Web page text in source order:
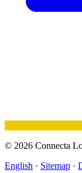
© 2026 Connecta
English · Sitemap ·